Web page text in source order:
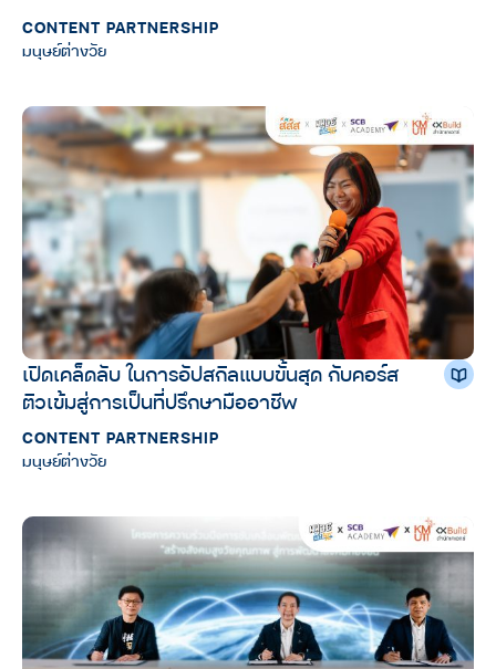
CONTENT PARTNERSHIP
มนุษย์ต่างวัย
เปิดเคล็ดลับ ในการอัปสกิลแบบขั้นสุด กับคอร์ส
ติวเข้มสู่การเป็นที่ปรึกษามืออาชีพ
CONTENT PARTNERSHIP
มนุษย์ต่างวัย